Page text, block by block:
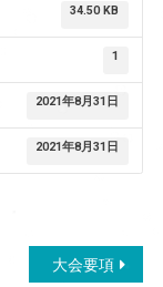
34.50 KB
1
2021年8月31日
2021年8月31日
大会要項